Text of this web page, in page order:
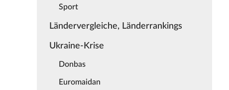
Sport
Ländervergleiche, Länderrankings
Ukraine-Krise
Donbas
Euromaidan